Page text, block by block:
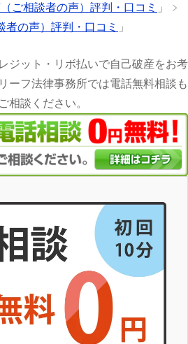
ご相談者の声）評判・口コミ
」
者の声）評判・口コミ 」
ジット・リボ払いで自己破産をお考
ーフ法律事務所では電話無料相談も
相談ください。